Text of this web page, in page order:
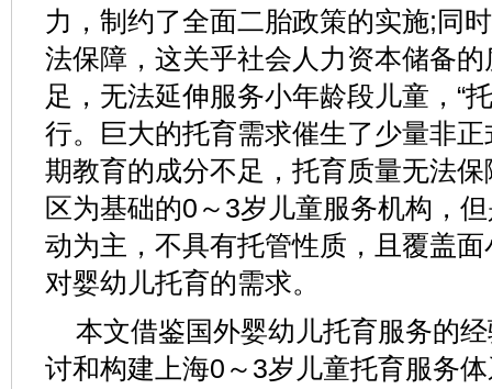
力，制约了全面二胎政策的实施;同
法保障，这关乎社会人力资本储备
足，无法延伸服务小年龄段儿童，“
行。巨大的托育需求催生了少量非
期教育的成分不足，托育质量无法
区为基础的0～3岁儿童服务机构，
动为主，不具有托管性质，且覆盖
对婴幼儿托育的需求。
本文借鉴国外婴幼儿托育服务的
讨和构建上海0～3岁儿童托育服务